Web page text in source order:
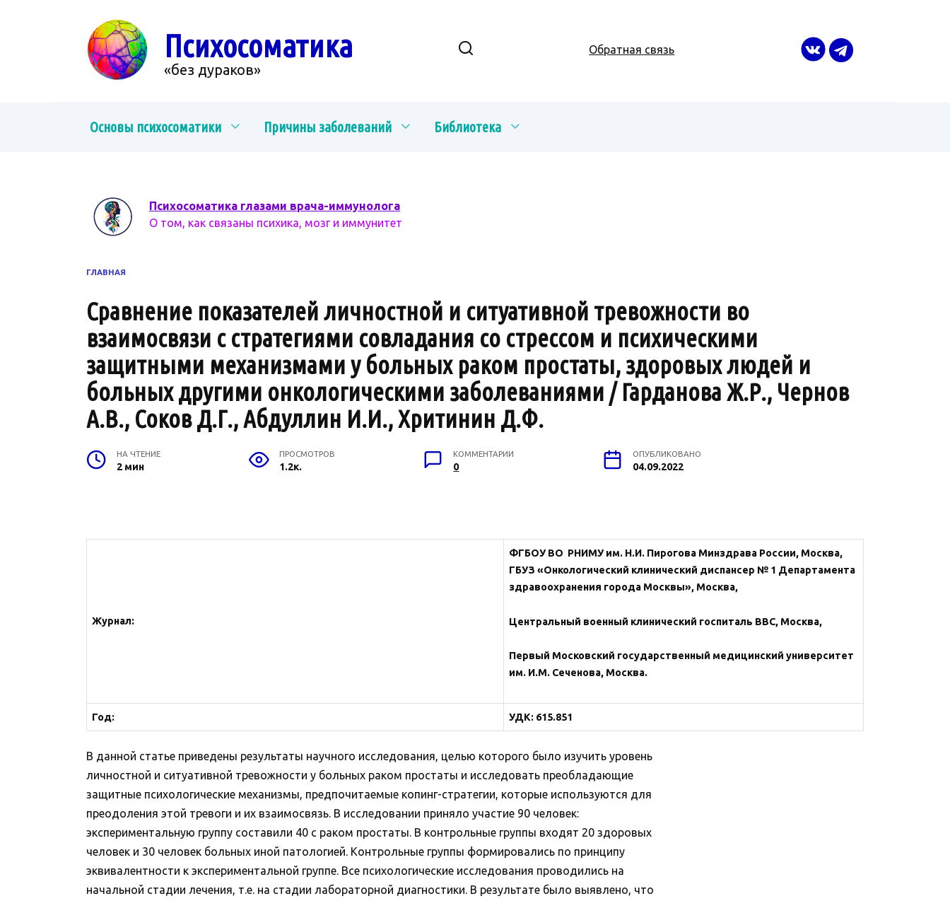
Психосоматика
«без дураков»
Обратная связь
Основы психосоматики Причины заболеваний Библиотека
Психосоматика глазами врача-иммунолога
О том, как связаны психика, мозг и иммунитет
ГЛАВНАЯ
Сравнение показателей личностной и ситуативной тревожности во
взаимосвязи с стратегиями совладания со стрессом и психическими
защитными механизмами у больных раком простаты, здоровых людей и
больных другими онкологическими заболеваниями / Гарданова Ж.Р., Чернов
А.В., Соков Д.Г., Абдуллин И.И., Хритинин Д.Ф.
НА ЧТЕНИЕ
2 мин
ПРОСМОТРОВ
1.2к.
КОММЕНТАРИИ
0
ОПУБЛИКОВАНО
04.09.2022
Журнал:
ФГБОУ ВО РНИМУ им. Н.И. Пирогова Минздрава России, Москва,
ГБУЗ «Онкологический клинический диспансер № 1 Департамента
здравоохранения города Москвы», Москва,
Центральный военный клинический госпиталь ВВС, Москва,
Первый Московский государственный медицинский университет
им. И.М. Сеченова, Москва.
Год: УДК: 615.851
В данной статье приведены результаты научного исследования, целью которого было изучить уровень
личностной и ситуативной тревожности у больных раком простаты и исследовать преобладающие
защитные психологические механизмы, предпочитаемые копинг-стратегии, которые используются для
преодоления этой тревоги и их взаимосвязь. В исследовании приняло участие 90 человек:
экспериментальную группу составили 40 с раком простаты. В контрольные группы входят 20 здоровых
человек и 30 человек больных иной патологией. Контрольные группы формировались по принципу
эквивалентности к экспериментальной группе. Все психологические исследования проводились на
начальной стадии лечения, т.е. на стадии лабораторной диагностики. В результате было выявлено, что